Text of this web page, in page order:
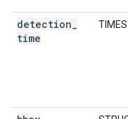
detection
time